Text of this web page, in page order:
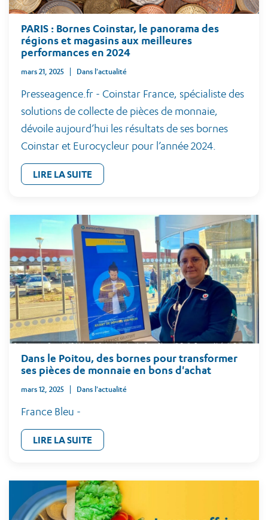
PARIS : Bornes Coinstar, le panorama des
régions et magasins aux meilleures
performances en 2024
mars 21, 2025 Dans l'actualité
Presseagence.fr - Coinstar France, spécialiste des
solutions de collecte de pièces de monnaie,
dévoile aujourd’hui les résultats de ses bornes
Coinstar et Eurocycleur pour l’année 2024.
LIRE LA SUITE
Dans le Poitou, des bornes pour transformer
ses pièces de monnaie en bons d'achat
mars 12, 2025 Dans l'actualité
France Bleu -
LIRE LA SUITE